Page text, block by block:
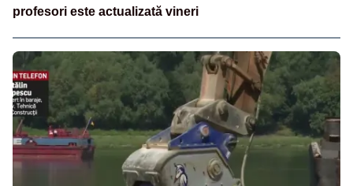
profesori este actualizată vineri